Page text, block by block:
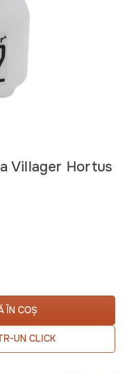
Villager Hortus
ÎN COȘ
UN CLICK